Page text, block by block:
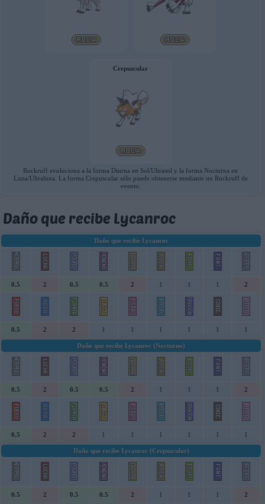
Crepuscular
Rockruff evoluciona a la forma Diurna en Sol/Ultrasol y la forma Nocturna en
Luna/Ultraluna. La forma Crepuscular sólo puede obtenerse mediante un Rockruff de
evento.
Daño que recibe Lycanroc
Daño que recibe Lycanroc
0.5 2 0.5 0.5 2 1 1 1 2
0.5 2 2 1 1 1 1 1 1
Daño que recibe Lycanroc (Nocturno)
0.5 2 0.5 0.5 2 1 1 1 2
0.5 2 2 1 1 1 1 1 1
Daño que recibe Lycanroc (Crepuscular)
0.5 2 0.5 0.5 2 1 1 1 2